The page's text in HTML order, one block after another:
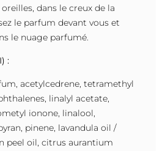
dans le creux de la
le parfum devant vous et
le nuage parfumé.
:
acetylcedrene, tetramethyl
linalyl acetate,
ionone, linalool,
pinene, lavandula oil /
peel oil, citrus aurantium